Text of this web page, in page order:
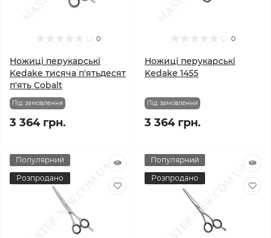
0
Ножиці перукарські
Kedake тисяча п'ятьдесят
п'ять Cobalt
Під замовлення
3 364 грн.
0
Ножиці перукарські
Kedake 1455
Під замовлення
3 364 грн.
Популярний
Розпродано
Популярний
Розпродано